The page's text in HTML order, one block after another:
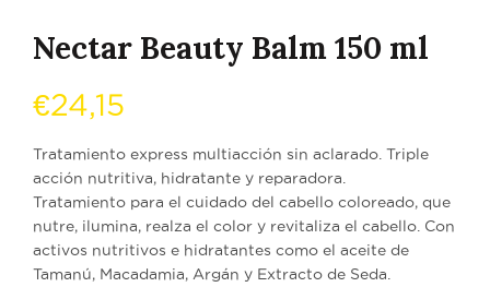
Nectar Beauty Balm 150 ml
€24,15
Tratamiento express multiacción sin aclarado. Triple
acción nutritiva, hidratante y reparadora.
Tratamiento para el cuidado del cabello coloreado, que
nutre, ilumina, realza el color y revitaliza el cabello. Con
activos nutritivos e hidratantes como el aceite de
Tamanú, Macadamia, Argán y Extracto de Seda.